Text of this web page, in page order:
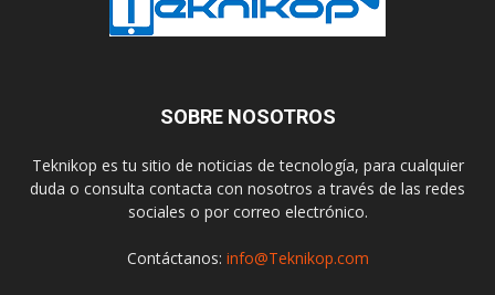
SOBRE NOSOTROS
Teknikop es tu sitio de noticias de tecnología, para cualquier
duda o consulta contacta con nosotros a través de las redes
sociales o por correo electrónico.
Contáctanos: info@Teknikop.com